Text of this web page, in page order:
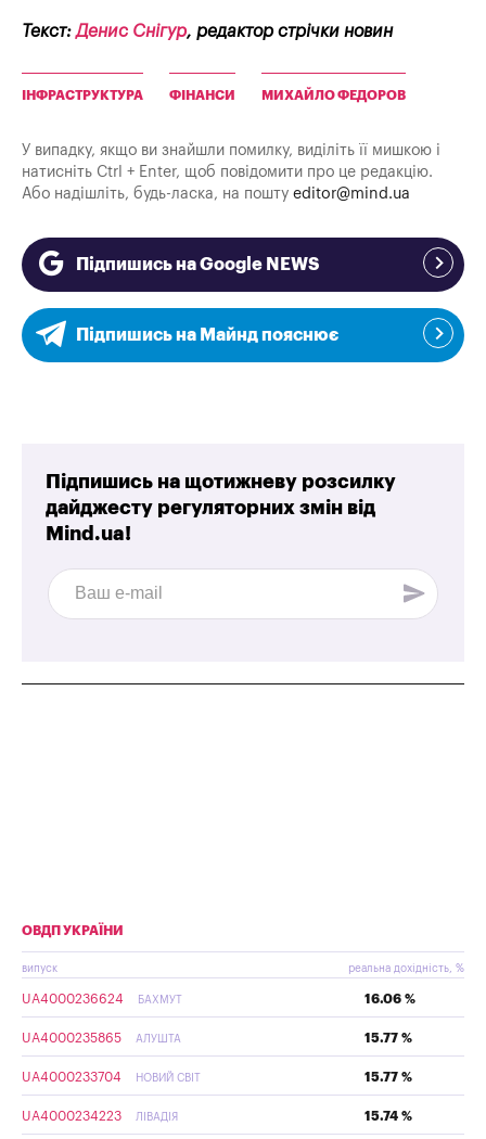
Текст:Денис Снігур, редактор стрічки новин
ІНФРАСТРУКТУРА ФІНАНСИ МИХАЙЛО ФЕДОРОВ
У випадку, якщо ви знайшли помилку, виділіть її мишкою і
натисніть Ctrl + Enter, щоб повідомити про це редакцію.
Або надішліть, будь-ласка, на пошту editor@mind.ua
Підпишись на Google NEWS
Підпишись на Майнд пояснює
Підпишись на щотижневу розсилку
дайджесту регуляторних змін від
Mind.ua!
ОВДП УКРАЇНИ
випуск реальна дохідність, %
UA4000236624 БАХМУТ 16.06 %
UA4000235865 АЛУШТА 15.77 %
UA4000233704 НОВИЙ СВІТ 15.77 %
UA4000234223 ЛІВАДІЯ 15.74 %